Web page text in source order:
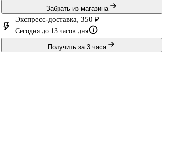
Забрать из магазина
Экспресс-доставка, 350 ₽
Сегодня до 13 часов дня
Получить за 3 часа